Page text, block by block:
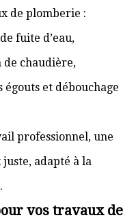
de plomberie :
fuite d’eau,
chaudière,
égouts et débouchage
professionnel, une
adapté à la
vos travaux de